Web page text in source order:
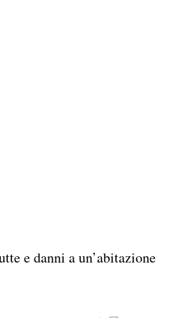
e danni a un’abitazione